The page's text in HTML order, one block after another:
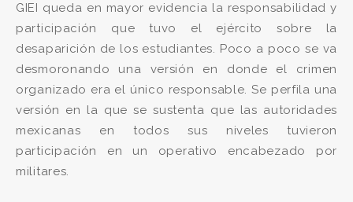
GIEI queda en mayor evidencia la responsabilidad y
participación que tuvo el ejército sobre la
desaparición de los estudiantes. Poco a poco se va
desmoronando una versión en donde el crimen
organizado era el único responsable. Se perfila una
versión en la que se sustenta que las autoridades
mexicanas en todos sus niveles tuvieron
participación en un operativo encabezado por
militares.